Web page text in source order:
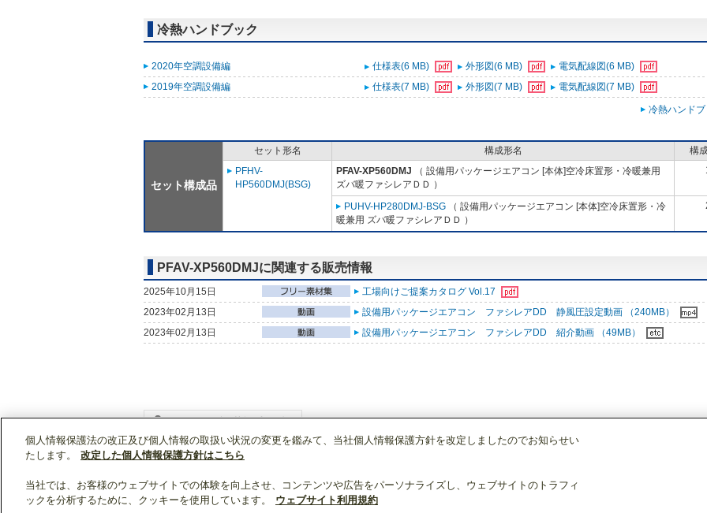
冷熱ハンドブック
2020年空調設備編 仕様表(6 MB) 外形図(6 MB)
電気配線図(6 MB)
2019年空調設備編
仕様表(7 MB) 外形図(7 MB) 電気配線図(7 MB)
冷熱ハンド
セット構成品
セット形名 構成形名
構
PFHV-
HP560DMJ(BSG)
PFAV-XP560DMJ （ 設備用パッケージエアコン [本体]空冷床置形・冷暖兼用
ズバ暖ファシレアＤＤ ）
PUHV-HP280DMJ-BSG （ 設備用パッケージエアコン [本体]空冷床置形・冷
暖兼用 ズバ暖ファシレアＤＤ ）
PFAV-XP560DMJに関連する販売情報
2025年10月15日
工場向けご提案カタログ Vol.17
2023年02月13日
設備用パッケージエアコン ファシレアDD 静風圧設定動画 （240MB）
2023年02月13日
設備用パッケージエアコン ファシレアDD 紹介動画 （49MB）
WIN2Kトップ 製品情報
個人情報保護法の改正及び個人情報の取扱い状況の変更を鑑みて、当社個人情報保護方針を改定しましたのでお知らせい
たします。
改定した個人情報保護方針はこちら
当社では、お客様のウェブサイトでの体験を向上させ、コンテンツや広告をパーソナライズし、ウェブサイトのトラフィ
ックを分析するために、クッキーを使用しています。
ウェブサイト利用規約